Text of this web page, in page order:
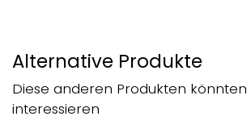
Alternative Produkte
Diese anderen Produkten könnten
interessieren